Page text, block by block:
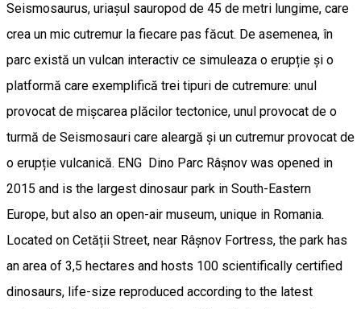
Seismosaurus, uriașul sauropod de 45 de metri lungime, care
crea un mic cutremur la fiecare pas făcut. De asemenea, în
parc există un vulcan interactiv ce simuleaza o erupție și o
platformă care exemplifică trei tipuri de cutremure: unul
provocat de mișcarea plăcilor tectonice, unul provocat de o
turmă de Seismosauri care aleargă și un cutremur provocat de
o erupție vulcanică. ENG Dino Parc Râșnov was opened in
2015 and is the largest dinosaur park in South-Eastern
Europe, but also an open-air museum, unique in Romania.
Located on Cetății Street, near Râșnov Fortress, the park has
an area of 3,5 hectares and hosts 100 scientifically certified
dinosaurs, life-size reproduced according to the latest